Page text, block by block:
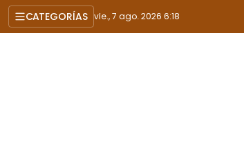
CATEGORÍAS vie., 7 ago. 2026 6:18